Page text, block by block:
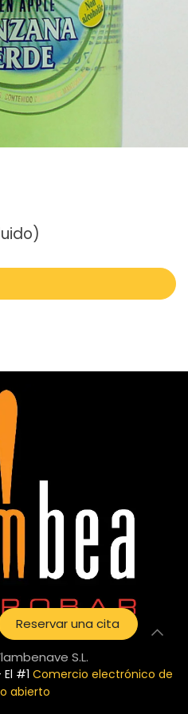
Reservar una cita
S.L.
El #1Comercio electrónico de
abierto